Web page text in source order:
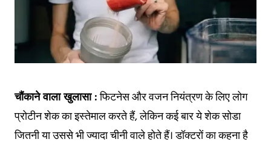
चौंकाने वाला खुलासा :फिटनेस और वजन नियंत्रण के लिए लोग
प्रोटीन शेक का इस्तेमाल करते हैं, लेकिन कई बार ये शेक सोडा
जितनी या उससे भी ज्यादा चीनी वाले होते हैं। डॉक्टरों का कहना है